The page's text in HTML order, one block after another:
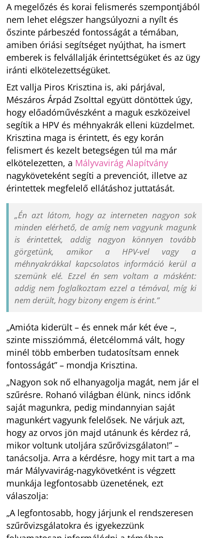
A megelőzés és korai felismerés szempontjából
nem lehet elégszer hangsúlyozni a nyílt és
őszinte párbeszéd fontosságát a témában,
amiben óriási segítséget nyújthat, ha ismert
emberek is felvállalják érintettségüket és az ügy
iránti elkötelezettségüket.
Ezt vallja Piros Krisztina is, aki párjával,
Mészáros Árpád Zsolttal együtt döntöttek úgy,
hogy előadóművészként a maguk eszközeivel
segítik a HPV és méhnyakrák elleni küzdelmet.
Krisztina maga is érintett, és egy korán
felismert és kezelt betegségen túl ma már
elkötelezetten, a Mályvavirág Alapítvány
nagyköveteként segíti a prevenciót, illetve az
érintettek megfelelő ellátáshoz juttatását.
„Én azt látom, hogy az interneten nagyon sok
minden elérhető, de amíg nem vagyunk magunk
is érintettek, addig nagyon könnyen tovább
görgetünk, amikor a HPV-vel vagy a
méhnyakrákkal kapcsolatos információ kerül a
szemünk elé. Ezzel én sem voltam a másként:
addig nem foglalkoztam ezzel a témával, míg ki
nem derült, hogy bizony engem is érint.”
„Amióta kiderült – és ennek már két éve –,
szinte missziómmá, életcélommá vált, hogy
minél több emberben tudatosítsam ennek
fontosságát” – mondja Krisztina.
„Nagyon sok nő elhanyagolja magát, nem jár el
szűrésre. Rohanó világban élünk, nincs időnk
saját magunkra, pedig mindannyian saját
magunkért vagyunk felelősek. Ne várjuk azt,
hogy az orvos jön majd utánunk és kérdez rá,
mikor voltunk utoljára szűrővizsgálaton!” –
tanácsolja. Arra a kérdésre, hogy mit tart a ma
már Mályvavirág-nagykövetként is végzett
munkája legfontosabb üzenetének, ezt
válaszolja:
„A legfontosabb, hogy járjunk el rendszeresen
szűrővizsgálatokra és igyekezzünk